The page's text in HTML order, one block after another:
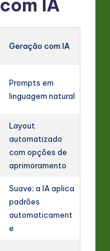
IA
Geração com IA
Prompts em
linguagem natural
Layout
automatizado
com opções de
aprimoramento
Suave; a IA aplica
padrões
automaticament
e